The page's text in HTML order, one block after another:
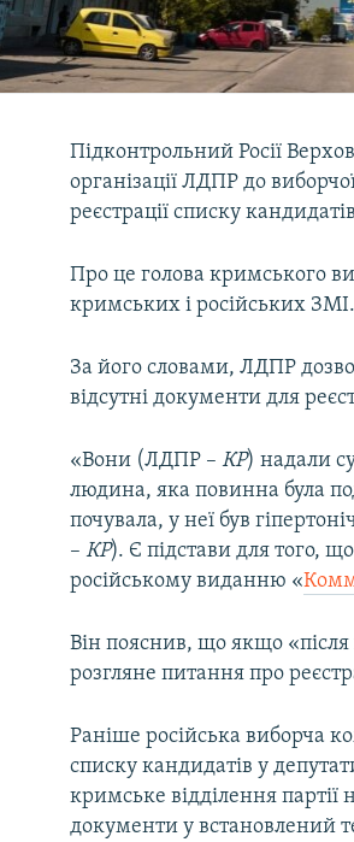
Підконтрольний Росії
організації ЛДПР до
реєстрації списку
Про це голова кримського
кримських і російських ЗМІ.
За його словами, ЛДПР
відсутні документи для
«Вони (ЛДПР –КР) надали
людина, яка повинна була
почувала, у неї був
–КР). Є підстави для того,
російському виданню «​
Він пояснив, що якщо
розгляне питання про
Раніше російська виборча
списку кандидатів у
кримське відділення партії
документи у встановлений